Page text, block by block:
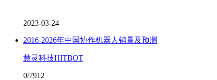
2023-03-24
2016-2026年中国协作机器人销量及预测
慧灵科技HITBOT
0/7912